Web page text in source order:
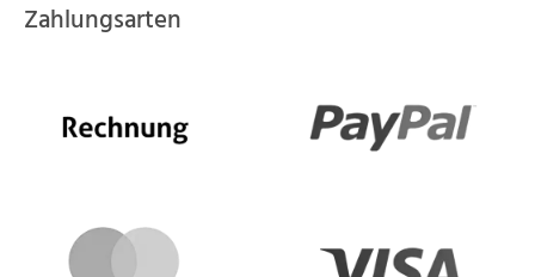
Zahlungsarten